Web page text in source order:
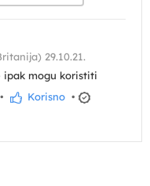
29.10.21.
ipak mogu koristiti
• Korisno •